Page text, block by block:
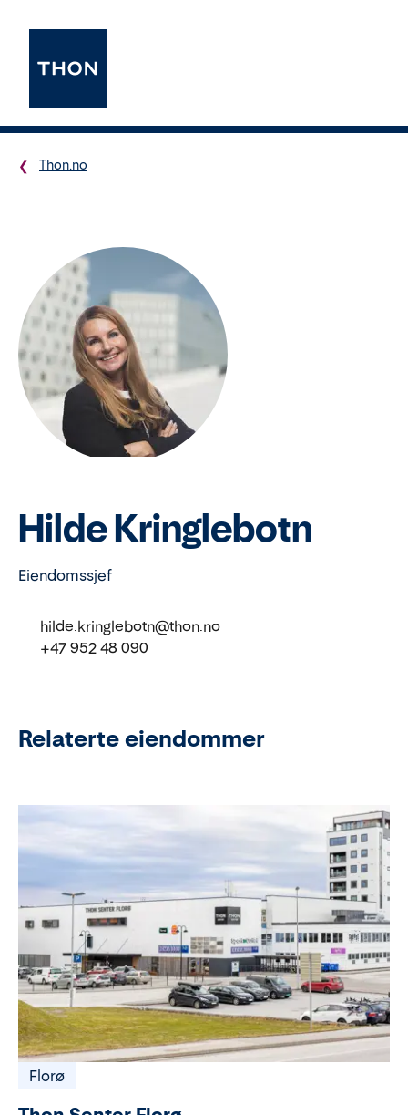
Thon.no
Hilde Kringlebotn
Eiendomssjef
hilde.kringlebotn@thon.no
+47 952 48 090
Relaterte eiendommer
Florø